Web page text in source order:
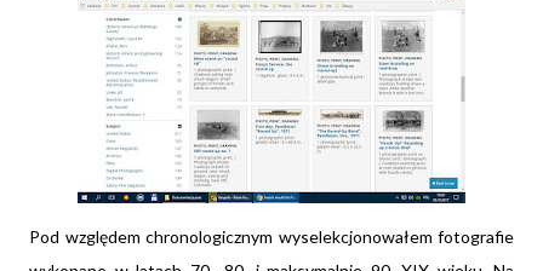
Pod względem chronologicznym wyselekcjonowałem fotografie